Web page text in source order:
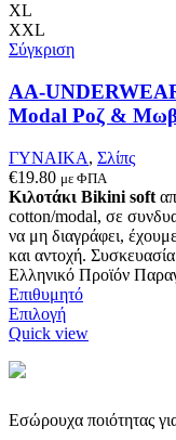
Οι
μπορούν
να
επιλεγούν
σελίδα
του
προϊόντος
XL
XXL
Σύγκριση
AA-
Modal Ροζ &
ΓΥΝΑΙΚΑ, Σλίπς
€19.80 με ΦΠΑ
Κιλοτάκι Bikini soft
cotton/modal, σε
να μη διαγράφει,
και αντοχή.
Ελληνικό Προϊόν
Επιθυμητό
ΕπιλογήΑυτό
το
παραλλαγές.
Οι
Quick view
Εσώρουχα ποιότητας